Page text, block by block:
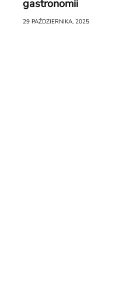
gastronomii
29 PAŹDZIERNIKA, 2025